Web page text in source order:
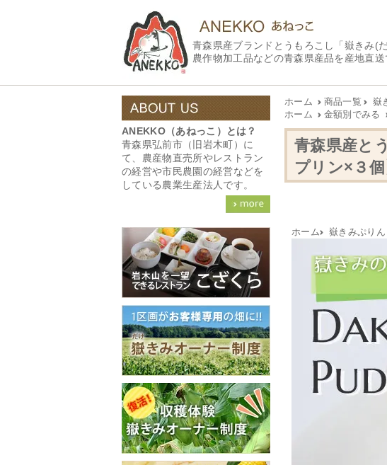
青森県産ブランドとうもろこし「嶽きみ(
農作物加工品などの青森県産品を産地直
ホーム 商品一覧 嶽
ホーム
金額別でみる
青森県産と
プリン×３個
ホーム 嶽きみぷりん
ANEKKO（あねっこ）とは？
青森県弘前市（旧岩木町）に
て、農産物直売所やレストラン
の経営や市民農園の経営などを
している農業生産法人です。